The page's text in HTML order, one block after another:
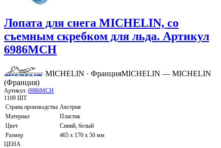
Лопата для снега MICHELIN, со
съемным скребком для льда. Артикул
6986MCH
MICHELIN · ФранцияMICHELIN — MICHELIN
(Франция)
Артикул: 6986MCH
1109 ШТ
Страна производства Австрия
Материал
Пластик
Цвет
Синий, белый
Размер
465 х 170 х 50 мм
ЦЕНА